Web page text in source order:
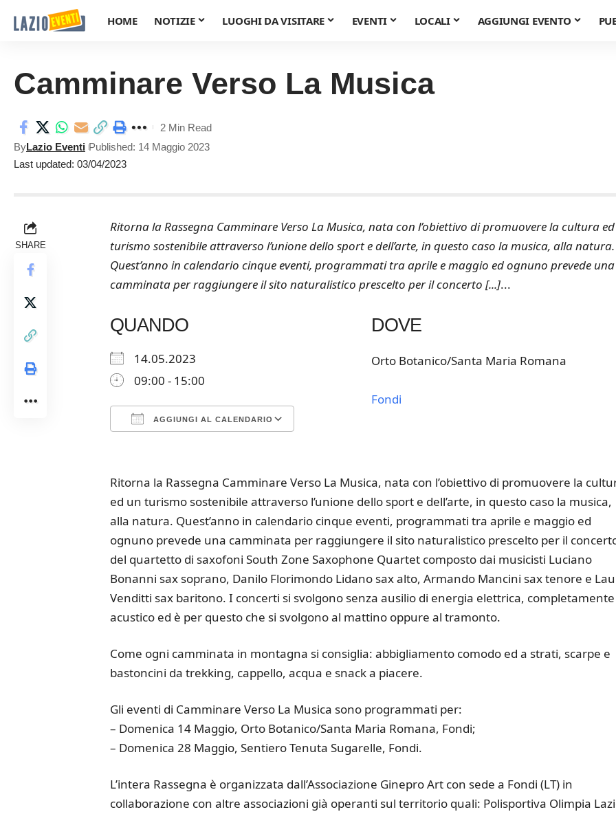
HOME NOTIZIE LUOGHI DA VISITARE EVENTI LOCALI AGGIUNGI EVENTO
Camminare Verso La Musica
Last updated: 03/04/2023
ByLazio Eventi Published: 14 Maggio 2023
2 Min Read
SHARE
Ritorna la Rassegna Camminare Verso La Musica, nata con l’obiettivo di promuovere la cultura
turismo sostenibile attraverso l’unione dello sport e dell’arte, in questo caso la musica, alla natura.
Quest’anno in calendario cinque eventi, programmati tra aprile e maggio ed ognuno prevede una
camminata per raggiungere il sito naturalistico prescelto per il concerto [...]...
QUANDO
14.05.2023
09:00 - 15:00
AGGIUNGI AL CALENDARIO
DOVE
Orto Botanico/Santa Maria Romana
Fondi
Ritorna la Rassegna Camminare Verso La Musica, nata con l’obiettivo di promuovere la
ed un turismo sostenibile attraverso l’unione dello sport e dell’arte, in questo caso la musica,
alla natura. Quest’anno in calendario cinque eventi, programmati tra aprile e maggio ed
ognuno prevede una camminata per raggiungere il sito naturalistico prescelto per il
del quartetto di saxofoni South Zone Saxophone Quartet composto dai musicisti Luciano
Bonanni sax soprano, Danilo Florimondo Lidano sax alto, Armando Mancini sax tenore e
Venditti sax baritono. I concerti si svolgono senza ausilio di energia elettrica,
acustico ed è per questo che si svolgono al mattino oppure al tramonto.
Come ogni camminata in montagna si consiglia: abbigliamento comodo ed a strati, scarpe e
bastoncini da trekking, cappello, acqua e snack a piacere.
Gli eventi di Camminare Verso La Musica sono programmati per:
– Domenica 14 Maggio, Orto Botanico/Santa Maria Romana, Fondi;
– Domenica 28 Maggio, Sentiero Tenuta Sugarelle, Fondi.
L’intera Rassegna è organizzata dall’Associazione Ginepro Art con sede a Fondi (LT) in
collaborazione con altre associazioni già operanti sul territorio quali: Polisportiva Olimpia